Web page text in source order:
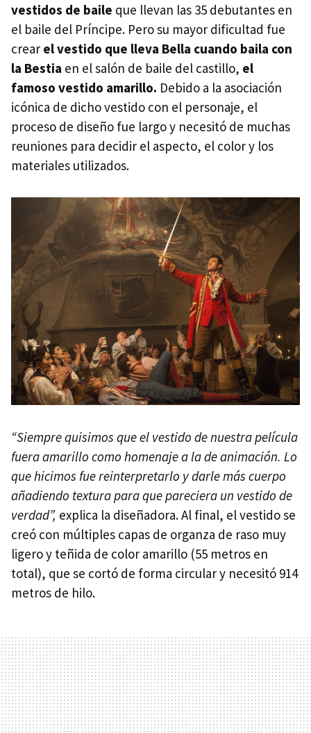
vestidos de baile que llevan las 35 debutantes en
el baile del Príncipe. Pero su mayor dificultad fue
crear el vestido que lleva Bella cuando baila con
la Bestia en el salón de baile del castillo, el
famoso vestido amarillo. Debido a la asociación
icónica de dicho vestido con el personaje, el
proceso de diseño fue largo y necesitó de muchas
reuniones para decidir el aspecto, el color y los
materiales utilizados.
“Siempre quisimos que el vestido de nuestra película
fuera amarillo como homenaje a la de animación. Lo
que hicimos fue reinterpretarlo y darle más cuerpo
añadiendo textura para que pareciera un vestido de
verdad”, explica la diseñadora. Al final, el vestido se
creó con múltiples capas de organza de raso muy
ligero y teñida de color amarillo (55 metros en
total), que se cortó de forma circular y necesitó 914
metros de hilo.